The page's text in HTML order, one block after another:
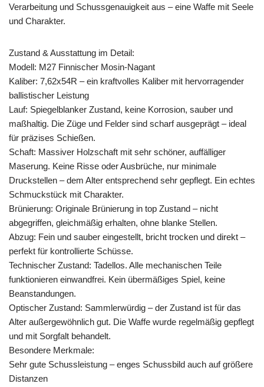
Verarbeitung und Schussgenauigkeit aus – eine Waffe mit Seele
und Charakter.
Zustand & Ausstattung im Detail:
Modell: M27 Finnischer Mosin-Nagant
Kaliber: 7,62x54R – ein kraftvolles Kaliber mit hervorragender
ballistischer Leistung
Lauf: Spiegelblanker Zustand, keine Korrosion, sauber und
maßhaltig. Die Züge und Felder sind scharf ausgeprägt – ideal
für präzises Schießen.
Schaft: Massiver Holzschaft mit sehr schöner, auffälliger
Maserung. Keine Risse oder Ausbrüche, nur minimale
Druckstellen – dem Alter entsprechend sehr gepflegt. Ein echtes
Schmuckstück mit Charakter.
Brünierung: Originale Brünierung in top Zustand – nicht
abgegriffen, gleichmäßig erhalten, ohne blanke Stellen.
Abzug: Fein und sauber eingestellt, bricht trocken und direkt –
perfekt für kontrollierte Schüsse.
Technischer Zustand: Tadellos. Alle mechanischen Teile
funktionieren einwandfrei. Kein übermäßiges Spiel, keine
Beanstandungen.
Optischer Zustand: Sammlerwürdig – der Zustand ist für das
Alter außergewöhnlich gut. Die Waffe wurde regelmäßig gepflegt
und mit Sorgfalt behandelt.
Besondere Merkmale:
Sehr gute Schussleistung – enges Schussbild auch auf größere
Distanzen